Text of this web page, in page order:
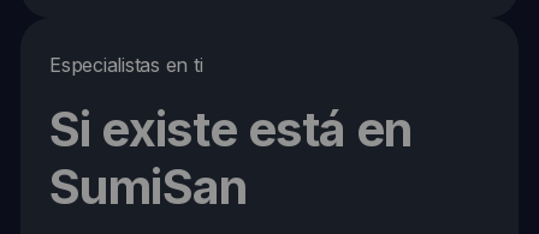
Especialistas en ti
Si existe está en
SumiSan